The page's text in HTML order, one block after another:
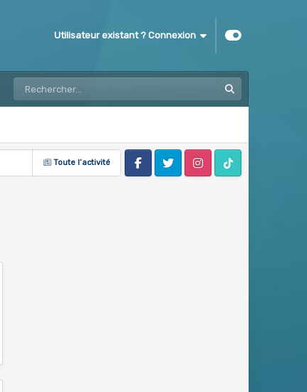
Utilisateur existant ? Connexion
Toute l’activité
FacebookTwitter InstagramTik Tok